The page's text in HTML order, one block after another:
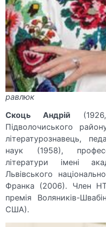
равлюк
Скоць Андрій
Підволочиського
літературознавець,
наук (1958),
літератури імені
Львівського
Франка (2006). Член
премія Воляників-
США).